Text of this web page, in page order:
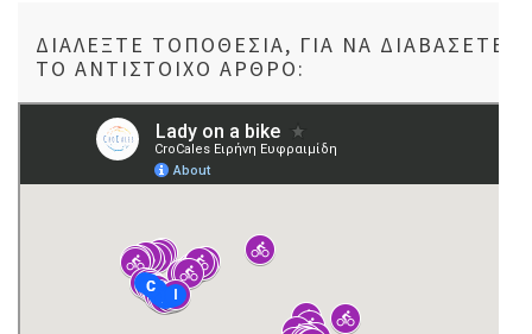
ΔΙΑΛΈΞΤΕ ΤΟΠΟΘΕΣΊΑ, ΓΙΑ ΝΑ ΔΙΑΒΆΣΕΤΕ
ΤΟ ΑΝΤΊΣΤΟΙΧΟ ΆΡΘΡΟ: